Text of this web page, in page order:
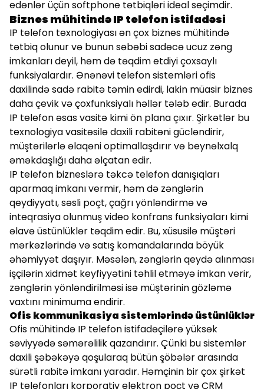
edənlər üçün softphone tətbiqləri ideal seçimdir.
Biznes mühitində IP telefon istifadəsi
IP telefon texnologiyası ən çox biznes mühitində
tətbiq olunur və bunun səbəbi sadəcə ucuz zəng
imkanları deyil, həm də təqdim etdiyi çoxsaylı
funksiyalardır. Ənənəvi telefon sistemləri ofis
daxilində sadə rabitə təmin edirdi, lakin müasir biznes
daha çevik və çoxfunksiyalı həllər tələb edir. Burada
IP telefon əsas vasitə kimi ön plana çıxır. Şirkətlər bu
texnologiya vasitəsilə daxili rabitəni gücləndirir,
müştərilərlə əlaqəni optimallaşdırır və beynəlxalq
əməkdaşlığı daha əlçatan edir.
IP telefon bizneslərə təkcə telefon danışıqları
aparmaq imkanı vermir, həm də zənglərin
qeydiyyatı, səsli poçt, çağrı yönləndirmə və
inteqrasiya olunmuş video konfrans funksiyaları kimi
əlavə üstünlüklər təqdim edir. Bu, xüsusilə müştəri
mərkəzlərində və satış komandalarında böyük
əhəmiyyət daşıyır. Məsələn, zənglərin qeydə alınması
işçilərin xidmət keyfiyyətini təhlil etməyə imkan verir,
zənglərin yönləndirilməsi isə müştərinin gözləmə
vaxtını minimuma endirir.
Ofis kommunikasiya sistemlərində üstünlüklər
Ofis mühitində IP telefon istifadəçilərə yüksək
səviyyədə səmərəlilik qazandırır. Çünki bu sistemlər
daxili şəbəkəyə qoşularaq bütün şöbələr arasında
sürətli rabitə imkanı yaradır. Həmçinin bir çox şirkət
IP telefonları korporativ elektron poçt və CRM